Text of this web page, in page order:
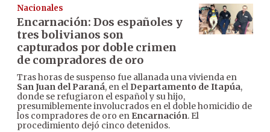
Nacionales
Encarnación: Dos españoles y
tres bolivianos son
capturados por doble crimen
de compradores de oro
Tras horas de suspenso fue allanada una vivienda en
San Juan del Paraná, en el Departamento de Itapúa,
donde se refugiaron el español y su hijo,
presumiblemente involucrados en el doble homicidio de
los compradores de oro en Encarnación. El
procedimiento dejó cinco detenidos.